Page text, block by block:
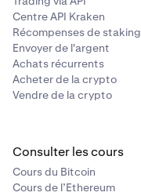
Centre API Kraken
Récompenses de staking
Envoyer de l'argent
Achats récurrents
Acheter de la crypto
Vendre de la crypto
Consulter les cours
Cours du Bitcoin
Cours de l’Ethereum